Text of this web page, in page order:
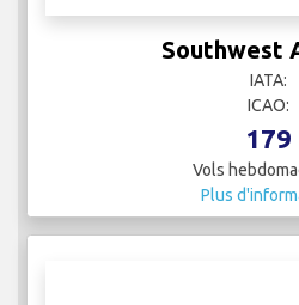
Southwest
IATA:
ICAO:
179
Vols
Plus